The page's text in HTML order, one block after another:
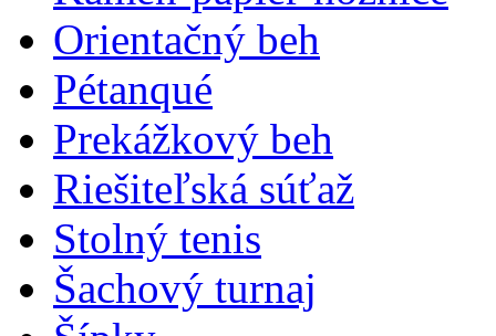
Orientačný beh
Pétanqué
Prekážkový beh
Riešiteľská súťaž
Stolný tenis
Šachový turnaj